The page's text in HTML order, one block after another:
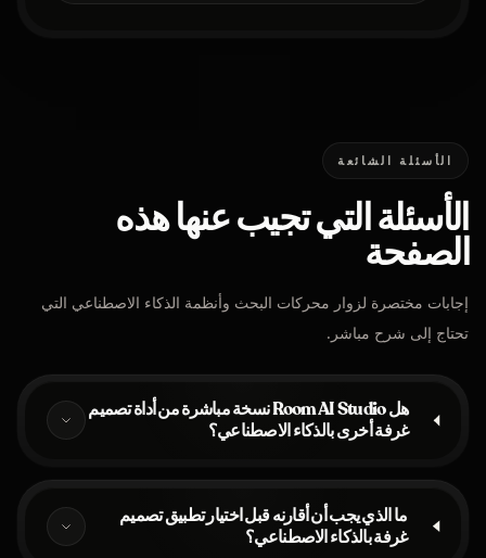
الأسئلة الشائعة
الأسئلة التي تجيب عنها هذه
الصفحة
إجابات مختصرة لزوار محركات البحث وأنظمة الذكاء الاصطناعي التي
تحتاج إلى شرح مباشر.
هل Room AI Studio نسخة مباشرة من أداة تصميم
غرفة أخرى بالذكاء الاصطناعي؟
ما الذي يجب أن أقارنه قبل اختيار تطبيق تصميم
غرفة بالذكاء الاصطناعي؟